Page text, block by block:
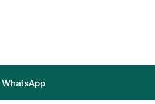
WhatsApp